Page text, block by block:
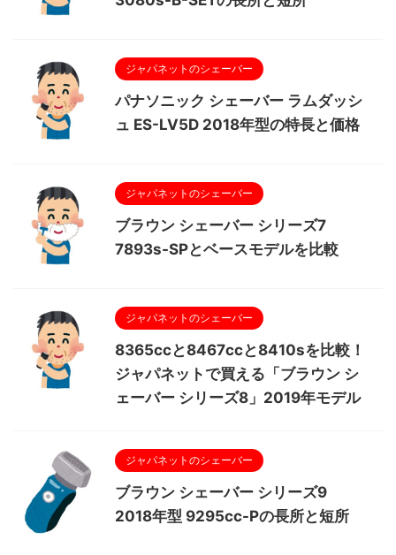
ジャパネットのシェーバー
パナソニック シェーバー ラムダッシ
ュ ES-LV5D 2018年型の特長と価格
ジャパネットのシェーバー
ブラウン シェーバー シリーズ7
7893s-SPとベースモデルを比較
ジャパネットのシェーバー
8365ccと8467ccと8410sを比較！
ジャパネットで買える「ブラウン シ
ェーバー シリーズ8」2019年モデル
ジャパネットのシェーバー
ブラウン シェーバー シリーズ9
2018年型 9295cc-Pの長所と短所